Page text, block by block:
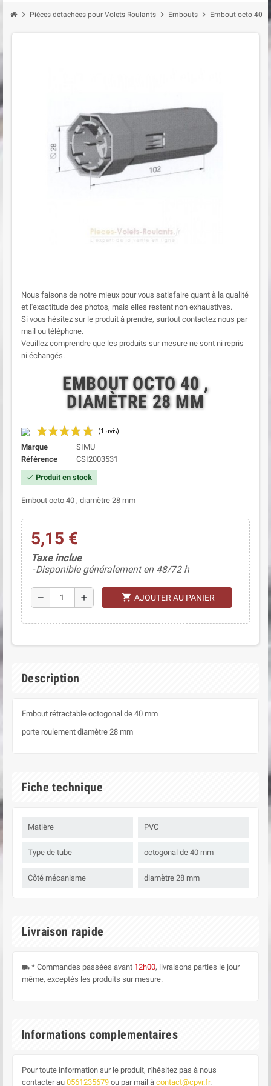
chevron_right Pièces détachées pour Volets Roulants chevron_right Embouts chevron_right Embout octo 40 ,
Nous faisons de notre mieux pour vous satisfaire quant à la qualité
et l'exactitude des photos, mais elles restent non exhaustives.
Si vous hésitez sur le produit à prendre, surtout contactez nous par
mail ou téléphone.
Veuillez comprendre que les produits sur mesure ne sont ni repris
ni échangés.
EMBOUT OCTO 40 ,
DIAMÈTRE 28 MM
Marque
SIMU
Référence
CSI2003531
check Produit en stock
Embout octo 40 , diamètre 28 mm
5,15 €
Taxe inclue
Disponible généralement en 48/72 h
remove add shopping_cart AJOUTER AU PANIER
Description
Embout rétractable octogonal de 40 mm
porte roulement diamètre 28 mm
Fiche technique
Matière PVC
Type de tube octogonal de 40 mm
Côté mécanisme diamètre 28 mm
Livraison rapide
local_shipping * Commandes passées avant 12h00, livraisons parties le jour
même, exceptés les produits sur mesure.
Informations complementaires
Pour toute information sur le produit, n'hésitez pas à nous
contacter au 0561235679 ou par mail à contact@cpvr.fr.